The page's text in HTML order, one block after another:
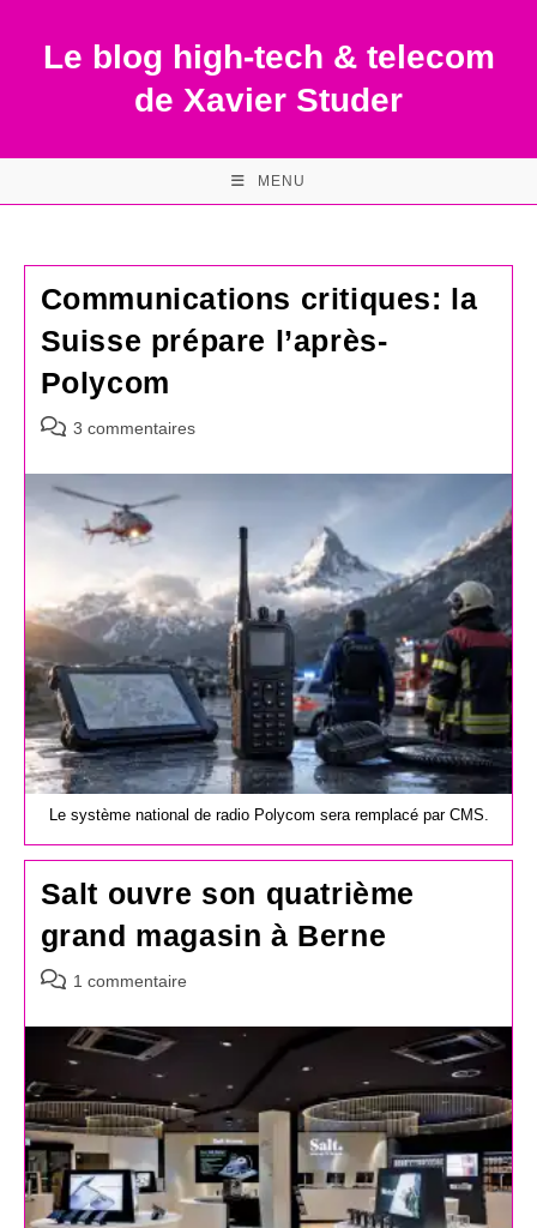
contentLe blog high-tech & telecom
de Xavier Studer
MENU
Communications critiques: la
Suisse prépare l’après-
Polycom
Commentaires
la
publication :
3 commentaires
Le système national de radio Polycom sera remplacé par CMS.
Salt ouvre son quatrième
grand magasin à Berne
Commentaires
la
publication :
1 commentaire